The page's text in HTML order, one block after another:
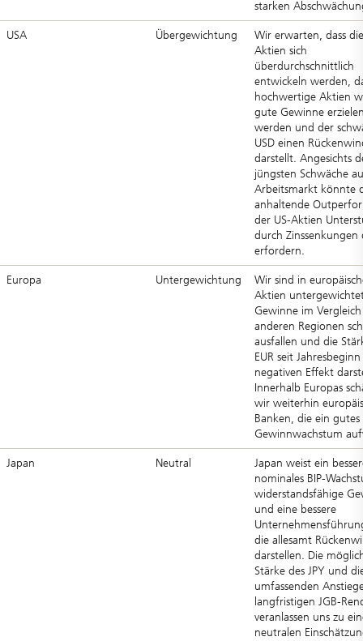
starken
USA Übergewichtung
Wir erwarten, dass
Aktien sich
überdurchschnittlich
entwickeln werden,
hochwertige Aktien
gute Gewinne
werden und der
USD einen
darstellt. Angesichts
jüngsten Schwäche
Arbeitsmarkt könnte
anhaltende
der US-Aktien
durch Zinssenkungen
erfordern.
Europa Untergewichtung
Wir sind in
Aktien
Gewinne im
anderen Regionen
ausfallen und die
EUR seit
negativen Effekt
Innerhalb Europas
wir weiterhin
Banken, die ein gutes
Gewinnwachstum
Japan Neutral
Japan weist ein
nominales BIP-
widerstandsfähige
und eine bessere
die allesamt
darstellen. Die
Stärke des JPY und
umfassenden
langfristigen JGB-
veranlassen uns zu
neutralen